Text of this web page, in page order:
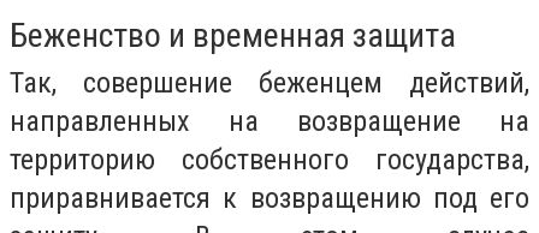
Беженство и временная защита
Так, совершение беженцем действий,
направленных на возвращение на
территорию собственного государства,
приравнивается к возвращению под его